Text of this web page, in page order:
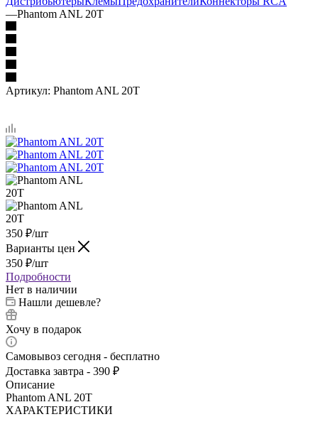
—Phantom ANL 20T
Артикул: Phantom ANL 20T
350 ₽/шт
Варианты цен
350 ₽/шт
Подробности
Нет в наличии
Нашли дешевле?
Хочу в подарок
Самовывоз сегодня - бесплатно
Доставка завтра - 390 ₽
Описание
Phantom ANL 20T
ХАРАКТЕРИСТИКИ